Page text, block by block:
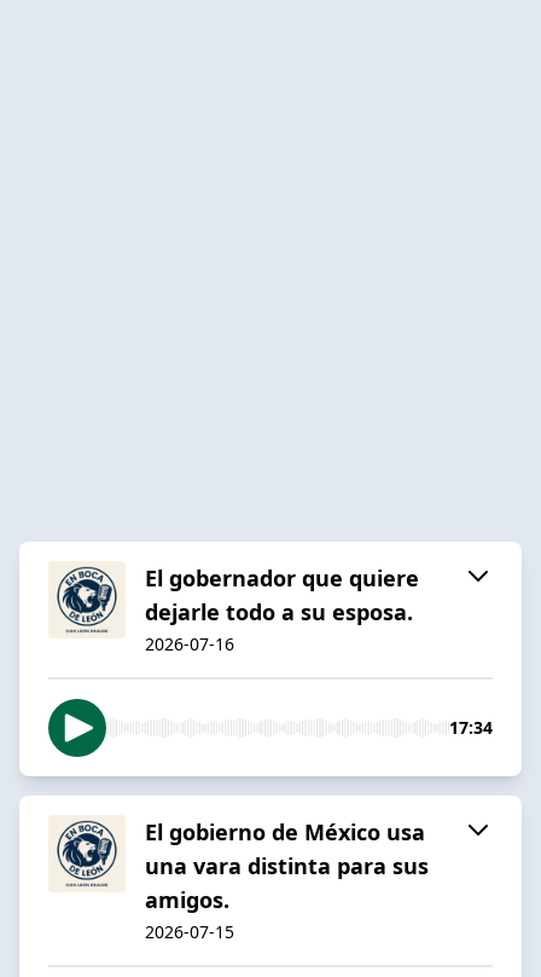
El gobernador que quiere
dejarle todo a su esposa.
2026-07-16
17:34
El gobierno de México usa
una vara distinta para sus
amigos.
2026-07-15